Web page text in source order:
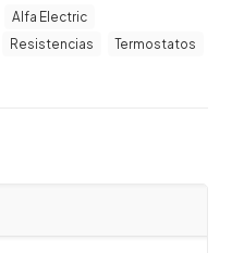
Alfa Electric
Resistencias
Termostatos